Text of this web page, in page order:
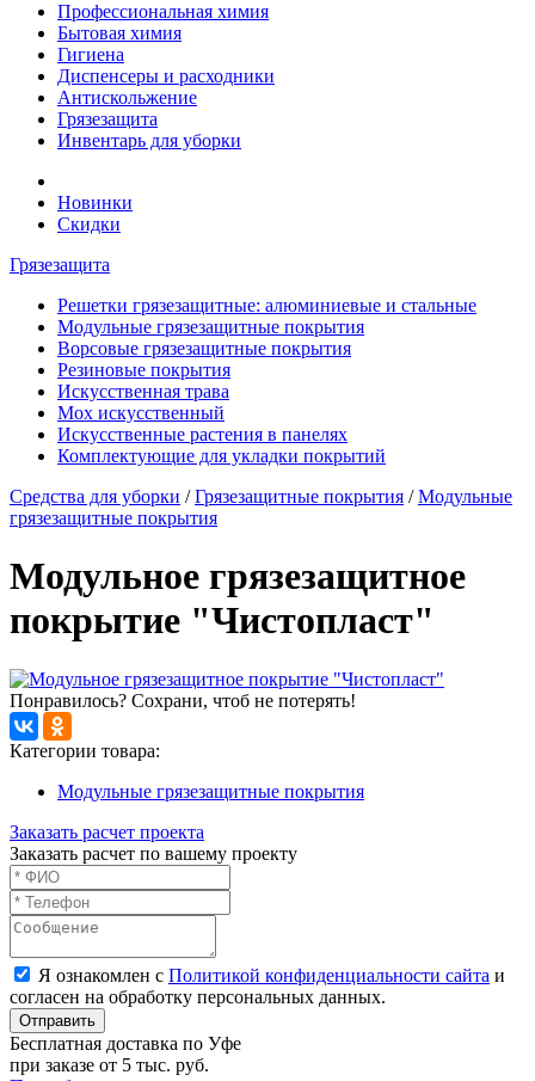
Профессиональная химия
Бытовая химия
Гигиена
Диспенсеры и расходники
Антискольжение
Грязезащита
Инвентарь для уборки
Новинки
Скидки
Грязезащита
Решетки грязезащитные: алюминиевые и стальные
Модульные грязезащитные покрытия
Ворсовые грязезащитные покрытия
Резиновые покрытия
Искусственная трава
Мох искусственный
Искусственные растения в панелях
Комплектующие для укладки покрытий
Средства для уборки /Грязезащитные покрытия /Модульные
грязезащитные покрытия
Модульное грязезащитное
покрытие "Чистопласт"
Понравилось? Сохрани, чтоб не потерять!
Категории товара:
Модульные грязезащитные покрытия
Заказать расчет проекта
Заказать расчет по вашему проекту
Я ознакомлен с Политикой конфиденциальности сайта и
согласен на обработку персональных данных.
Отправить
Бесплатная доставка по Уфе
при заказе от 5 тыс. руб.